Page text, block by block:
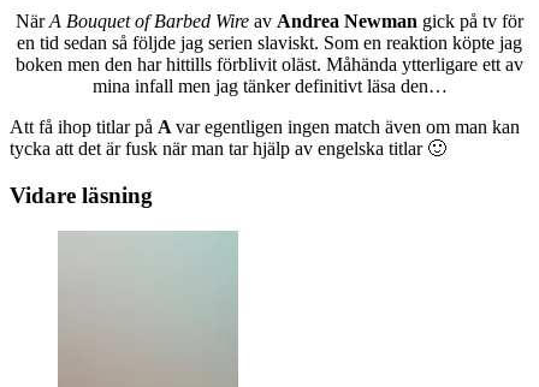
NärA Bouquet of Barbed Wire av Andrea Newman gick på tv för
en tid sedan så följde jag serien slaviskt. Som en reaktion köpte jag
boken men den har hittills förblivit oläst. Måhända ytterligare ett av
mina infall men jag tänker definitivt läsa den…
Att få ihop titlar på A var egentligen ingen match även om man kan
tycka att det är fusk när man tar hjälp av engelska titlar 🙂
Vidare läsning